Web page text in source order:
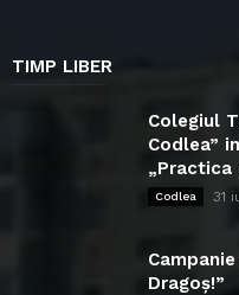
TIMP LIBER
Colegiul
Codlea”
Codlea 31
Dragoș!”